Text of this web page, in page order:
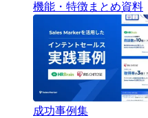
機能・特徴まとめ資料
成功事例集